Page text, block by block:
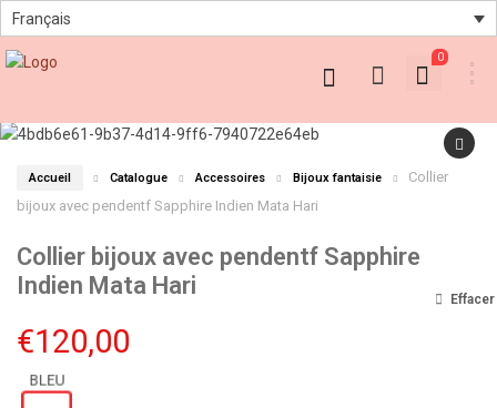
Français
0
Accueil Catalogue Accessoires Bijoux fantaisie
Collier
bijoux avec pendentf Sapphire Indien Mata Hari
Collier bijoux avec pendentf Sapphire
Indien Mata Hari
€120,00
Effacer